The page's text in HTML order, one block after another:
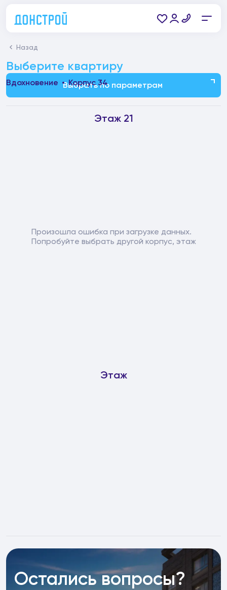
Назад
Выберите квартиру
Выбрать по параметрам
Вдохновение Корпус 34
Этаж 21
Произошла ошибка при загрузке данных.
Попробуйте выбрать другой корпус, этаж
Этаж
Остались вопросы?